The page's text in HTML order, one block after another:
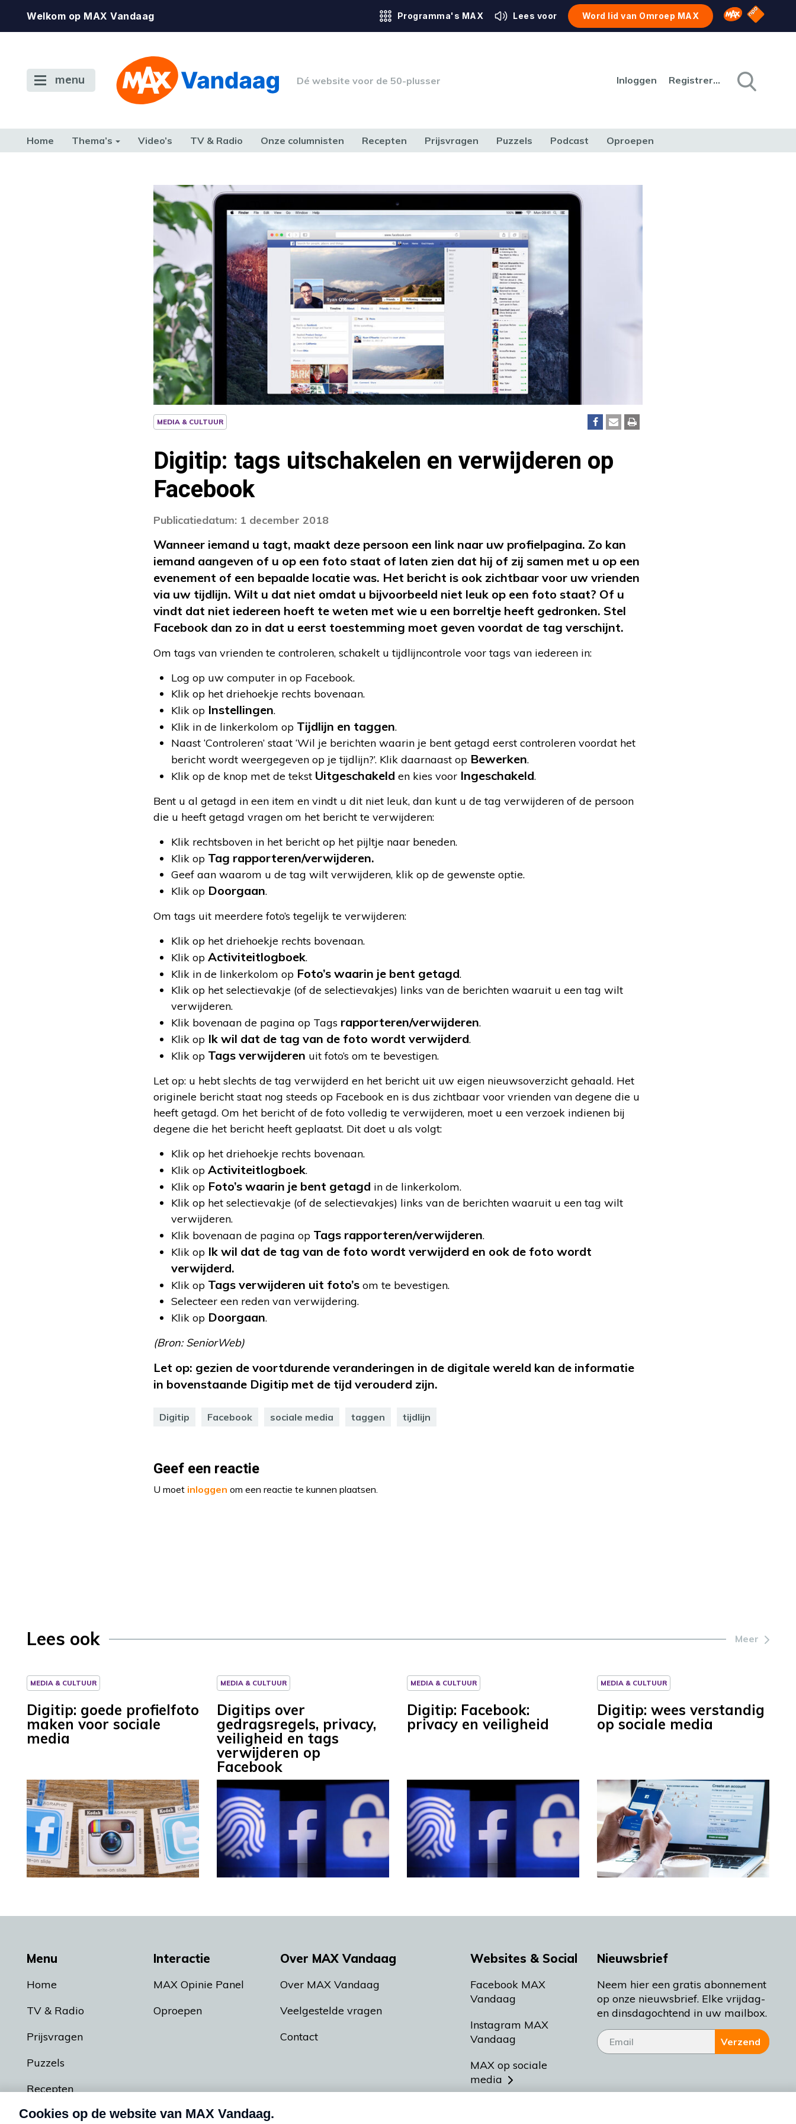
Welkom op MAX Vandaag Programma's MAX Lees voor Word lid van Omroep MAX Omroep MAX
NPO
menu Dé website voor de 50-plusser Inloggen Registreren
Home Thema’s Video’s TV & Radio Onze columnisten Recepten Prijsvragen Puzzels Podcast Oproepen
MEDIA & CULTUUR
Digitip: tags uitschakelen en verwijderen op
Facebook
Publicatiedatum: 1 december 2018
Wanneer iemand u tagt, maakt deze persoon een link naar uw profielpagina. Zo kan
iemand aangeven of u op een foto staat of laten zien dat hij of zij samen met u op een
evenement of een bepaalde locatie was. Het bericht is ook zichtbaar voor uw vrienden
via uw tijdlijn. Wilt u dat niet omdat u bijvoorbeeld niet leuk op een foto staat? Of u
vindt dat niet iedereen hoeft te weten met wie u een borreltje heeft gedronken. Stel
Facebook dan zo in dat u eerst toestemming moet geven voordat de tag verschijnt.
Om tags van vrienden te controleren, schakelt u tijdlijncontrole voor tags van iedereen in:
Log op uw computer in op Facebook.
Klik op het driehoekje rechts bovenaan.
Klik op Instellingen.
Klik in de linkerkolom op Tijdlijn en taggen.
Naast ‘Controleren’ staat ‘Wil je berichten waarin je bent getagd eerst controleren voordat het
bericht wordt weergegeven op je tijdlijn?’. Klik daarnaast op Bewerken.
Klik op de knop met de tekst Uitgeschakeld en kies voor Ingeschakeld.
Bent u al getagd in een item en vindt u dit niet leuk, dan kunt u de tag verwijderen of de persoon
die u heeft getagd vragen om het bericht te verwijderen:
Klik rechtsboven in het bericht op het pijltje naar beneden.
Klik op Tag rapporteren/verwijderen.
Geef aan waarom u de tag wilt verwijderen, klik op de gewenste optie.
Klik op Doorgaan.
Om tags uit meerdere foto’s tegelijk te verwijderen:
Klik op het driehoekje rechts bovenaan.
Klik op Activiteitlogboek.
Klik in de linkerkolom op Foto’s waarin je bent getagd.
Klik op het selectievakje (of de selectievakjes) links van de berichten waaruit u een tag wilt
verwijderen.
Klik bovenaan de pagina op Tags rapporteren/verwijderen.
Klik op Ik wil dat de tag van de foto wordt verwijderd.
Klik op Tags verwijderen uit foto’s om te bevestigen.
Let op: u hebt slechts de tag verwijderd en het bericht uit uw eigen nieuwsoverzicht gehaald. Het
originele bericht staat nog steeds op Facebook en is dus zichtbaar voor vrienden van degene die u
heeft getagd. Om het bericht of de foto volledig te verwijderen, moet u een verzoek indienen bij
degene die het bericht heeft geplaatst. Dit doet u als volgt:
Klik op het driehoekje rechts bovenaan.
Klik op Activiteitlogboek.
Klik op Foto’s waarin je bent getagd in de linkerkolom.
Klik op het selectievakje (of de selectievakjes) links van de berichten waaruit u een tag wilt
verwijderen.
Klik bovenaan de pagina op Tags rapporteren/verwijderen.
Klik op Ik wil dat de tag van de foto wordt verwijderd en ook de foto wordt
verwijderd.
Klik op Tags verwijderen uit foto’s om te bevestigen.
Selecteer een reden van verwijdering.
Klik op Doorgaan.
(Bron: SeniorWeb)
Let op: gezien de voortdurende veranderingen in de digitale wereld kan de informatie
in bovenstaande Digitip met de tijd verouderd zijn.
Digitip Facebook sociale media taggen tijdlijn
Geef een reactie
U moet inloggen om een reactie te kunnen plaatsen.
Lees ook Meer
MEDIA & CULTUUR
Digitip: goede profielfoto
maken voor sociale
media
MEDIA & CULTUUR
Digitips over
gedragsregels, privacy,
veiligheid en tags
verwijderen op
Facebook
MEDIA & CULTUUR
Digitip: Facebook:
privacy en veiligheid
MEDIA & CULTUUR
Digitip: wees verstandig
op sociale media
Menu
Home
TV & Radio
Prijsvragen
Puzzels
Recepten
Podcasts
Interactie
MAX Opinie Panel
Oproepen
Over MAX Vandaag
Over MAX Vandaag
Veelgestelde vragen
Contact
Websites & Social
Facebook MAX
Vandaag
Instagram MAX
Vandaag
MAX op sociale
media
Nieuwsbrief
Neem hier een gratis abonnement
op onze nieuwsbrief. Elke vrijdag-
en dinsdagochtend in uw mailbox.
Verzend